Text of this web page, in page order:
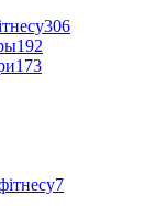
306
192
173
7